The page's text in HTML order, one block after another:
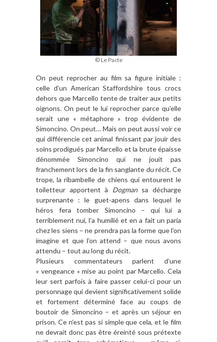
© Le Pacte
On peut reprocher au film sa figure initiale :
celle d’un American Staffordshire tous crocs
dehors que Marcello tente de traiter aux petits
oignons. On peut le lui reprocher parce qu’elle
serait une « métaphore » trop évidente de
Simoncino. On peut… Mais on peut aussi voir ce
qui différencie cet animal finissant par jouir des
soins prodigués par Marcello et la brute épaisse
dénommée Simoncino qui ne jouit pas
franchement lors de la fin sanglante du récit. Ce
trope, la ribambelle de chiens qui entourent le
toiletteur apportent à Dogmansa décharge
surprenante : le guet-apens dans lequel le
héros fera tomber Simoncino – qui lui a
terriblement nui, l’a humilié et en a fait un paria
chez les siens – ne prendra pas la forme que l’on
imagine et que l’on attend – que nous avons
attendu – tout au long du récit.
Plusieurs commentateurs parlent d’une
« vengeance » mise au point par Marcello. Cela
leur sert parfois à faire passer celui-ci pour un
personnage qui devient significativement solide
et fortement déterminé face au coups de
boutoir de Simoncino – et après un séjour en
prison. Ce n’est pas si simple que cela, et le film
ne devrait donc pas être éreinté sous prétexte